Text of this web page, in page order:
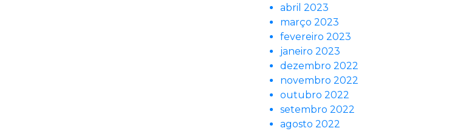
abril 2023
março 2023
fevereiro 2023
janeiro 2023
dezembro 2022
novembro 2022
outubro 2022
setembro 2022
agosto 2022